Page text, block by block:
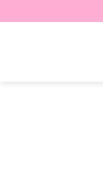
to